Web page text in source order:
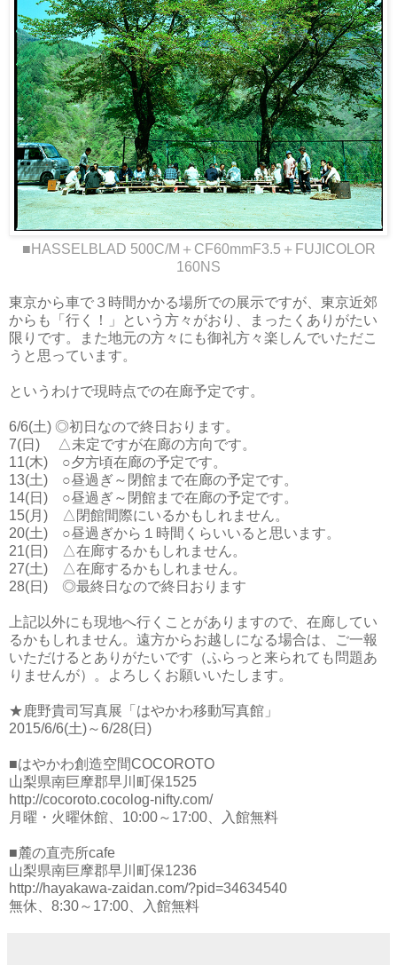
■HASSELBLAD 500C/M＋CF60mmF3.5＋FUJICOLOR
160NS
東京から車で３時間かかる場所での展示ですが、東京近郊
からも「行く！」という方々がおり、まったくありがたい
限りです。また地元の方々にも御礼方々楽しんでいただこ
うと思っています。
というわけで現時点での在廊予定です。
6/6(土) ◎初日なので終日おります。
7(日) △未定ですが在廊の方向です。
11(木) ○夕方頃在廊の予定です。
13(土) ○昼過ぎ～閉館まで在廊の予定です。
14(日) ○昼過ぎ～閉館まで在廊の予定です。
15(月) △閉館間際にいるかもしれません。
20(土) ○昼過ぎから１時間くらいいると思います。
21(日) △在廊するかもしれません。
27(土) △在廊するかもしれません。
28(日) ◎最終日なので終日おります
上記以外にも現地へ行くことがありますので、在廊してい
るかもしれません。遠方からお越しになる場合は、ご一報
いただけるとありがたいです（ふらっと来られても問題あ
りませんが）。よろしくお願いいたします。
★鹿野貴司写真展「はやかわ移動写真館」
2015/6/6(土)～6/28(日)
■はやかわ創造空間COCOROTO
山梨県南巨摩郡早川町保1525
http://cocoroto.cocolog-nifty.com/
月曜・火曜休館、10:00～17:00、入館無料
■麓の直売所cafe
山梨県南巨摩郡早川町保1236
http://hayakawa-zaidan.com/?pid=34634540
無休、8:30～17:00、入館無料